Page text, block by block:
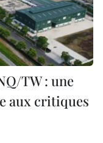
TW : une
aux critiques